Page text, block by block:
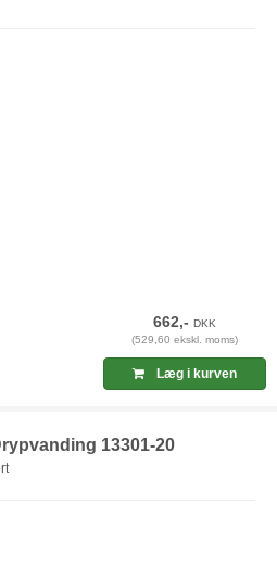
662,-DKK
(529,60 ekskl. moms)
Læg i kurven
13301-20